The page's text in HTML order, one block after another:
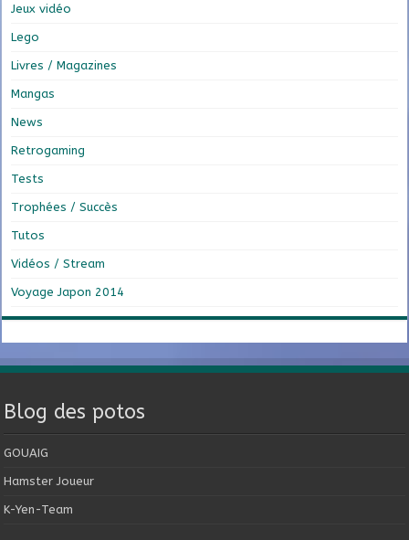
Jeux vidéo
Lego
Livres / Magazines
Mangas
News
Retrogaming
Tests
Trophées / Succès
Tutos
Vidéos / Stream
Voyage Japon 2014
Blog des potos
GOUAIG
Hamster Joueur
K-Yen-Team